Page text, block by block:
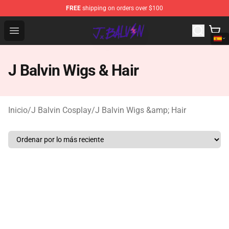
FREE shipping on orders over $100
Open menu
J Balvin Store - Official J Balvin Merchandise Shop
J Balvin Wigs & Hair
Inicio/J Balvin Cosplay/J Balvin Wigs &amp; Hair